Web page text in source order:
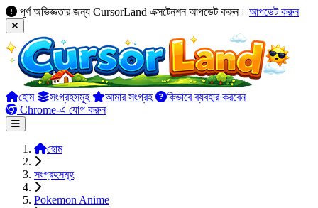
পূর্ণ অভিজ্ঞতার জন্য CursorLand এক্সটেনশন আপডেট করুন। আপডেট করুন
হোম সংগ্রহসমূহ আমার সংগ্রহ
কিভাবে ব্যবহার করবেন
Chrome-এ যোগ করুন
হোম
সংগ্রহসমূহ
Pokemon Anime